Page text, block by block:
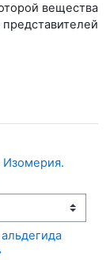
вещества